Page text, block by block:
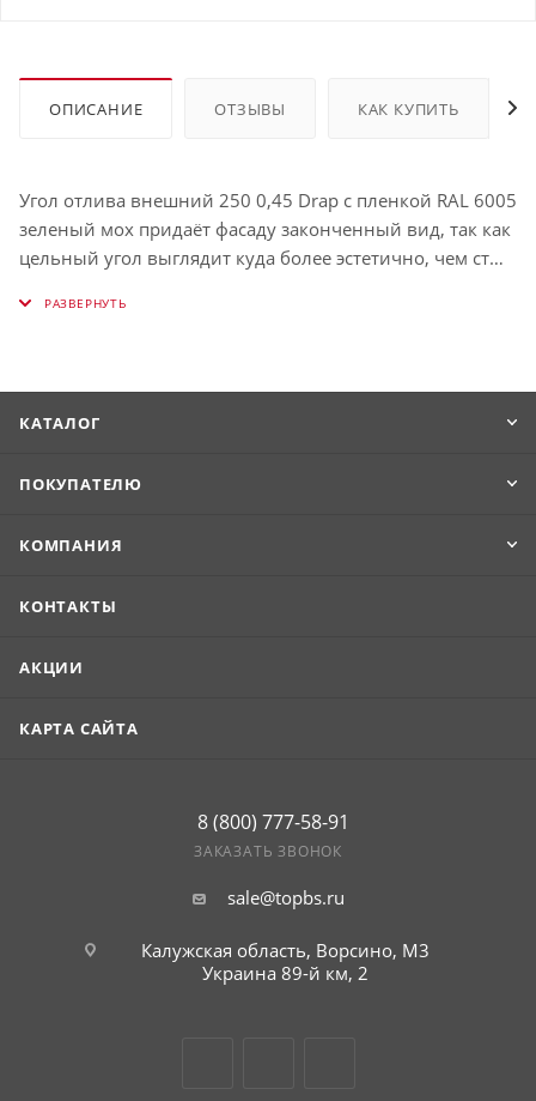
ОПИСАНИЕ ОТЗЫВЫ КАК КУПИТЬ
Угол отлива внешний 250 0,45 Drap с пленкой RAL 6005
зеленый мох придаёт фасаду законченный вид, так как
цельный угол выглядит куда более эстетично, чем стык
КАТАЛОГ
ПОКУПАТЕЛЮ
КОМПАНИЯ
КОНТАКТЫ
АКЦИИ
КАРТА САЙТА
8 (800) 777-58-91
ЗАКАЗАТЬ ЗВОНОК
sale@topbs.ru
Калужская область, Ворсино, М3
Украина 89-й км, 2